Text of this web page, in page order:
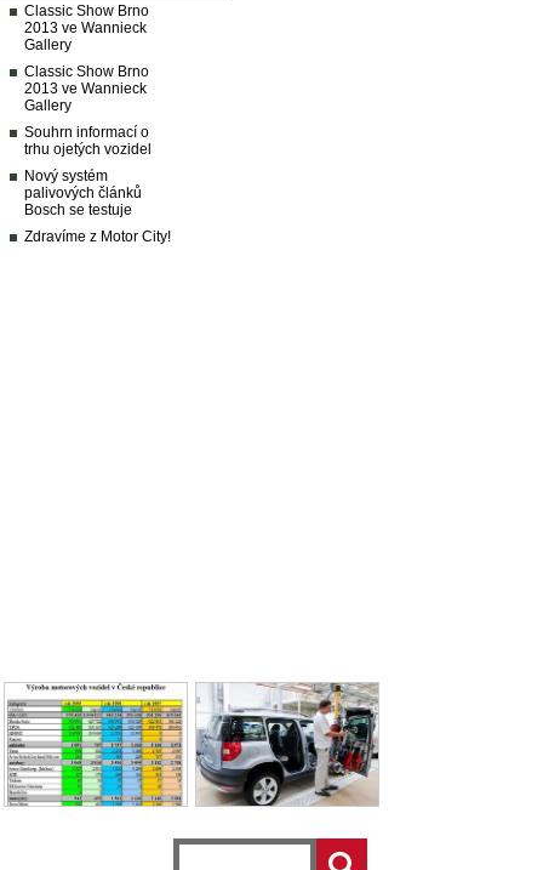
Classic Show Brno
2013 ve Wannieck
Gallery
Classic Show Brno
2013 ve Wannieck
Gallery
Souhrn informací o
trhu ojetých vozidel
Nový systém
palivových článků
Bosch se testuje
Zdravíme z Motor City!